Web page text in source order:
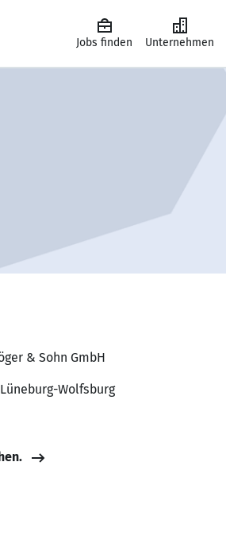
Jobs finden Unternehmen
& Sohn GmbH
Wolfsburg